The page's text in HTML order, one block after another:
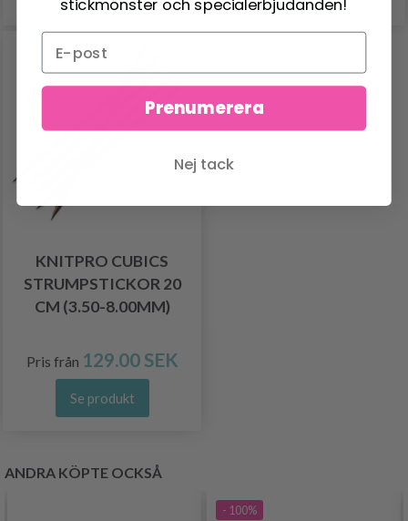
KNITPRO CUBICS
STRUMPSTICKOR 20
CM (3.50-8.00MM)
Pris från 129.00 SEK
Se produkt
ANDRA KÖPTE OCKSÅ
- 100%
stickmönster och specialerbjudanden!
Prenumerera
Nej tack